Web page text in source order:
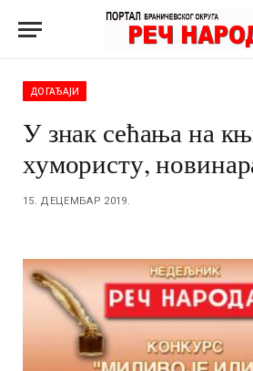
ДОГАЂАЈИ
У знак сећања на
хумористу,
15. ДЕЦЕМБАР 2019.